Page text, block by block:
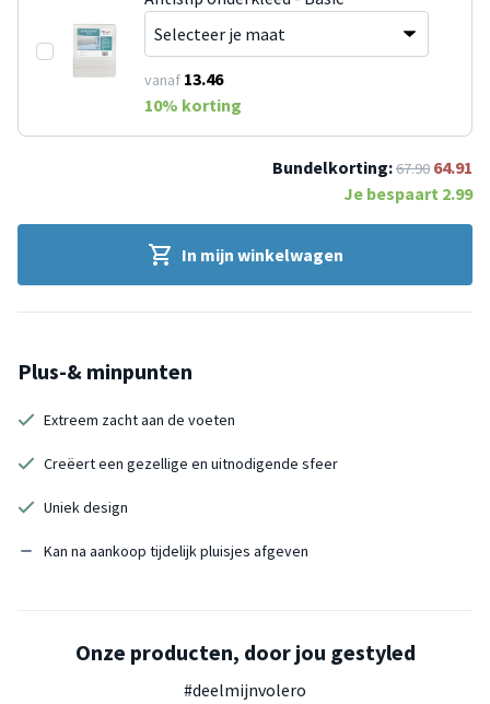
vanaf 13.46
10% korting
Bundelkorting:67.90 64.91
Je bespaart 2.99
In mijn winkelwagen
Plus-& minpunten
Extreem zacht aan de voeten
Creëert een gezellige en uitnodigende sfeer
Uniek design
Kan na aankoop tijdelijk pluisjes afgeven
Onze producten, door jou gestyled
#deelmijnvolero